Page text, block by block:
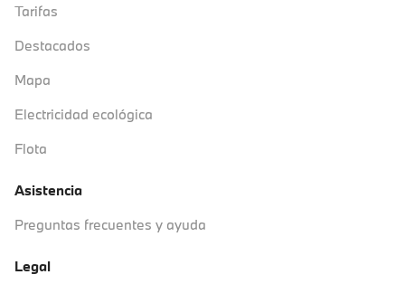
Tarifas
Destacados
Mapa
Electricidad ecológica
Flota
Asistencia
Preguntas frecuentes y ayuda
Legal